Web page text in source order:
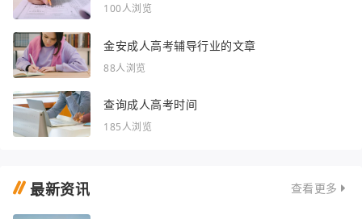
100人浏览
金安成人高考辅导行业的文章
88人浏览
查询成人高考时间
185人浏览
最新资讯 查看更多